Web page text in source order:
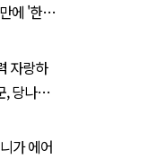
에 '한
자랑하
, 당나라
가 에어